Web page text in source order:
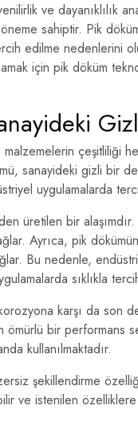
ve dayanıklılık
sahiptir. Pik
edilme nedenlerini
için pik döküm
çeşitliliği
sanayideki gizli bir
uygulamalarda
üretilen bir
Ayrıca, pik
Bu nedenle,
sıklıkla
karşı da son
ömürlü bir performans
kullanılmaktadır.
şekillendirme
ve istenilen